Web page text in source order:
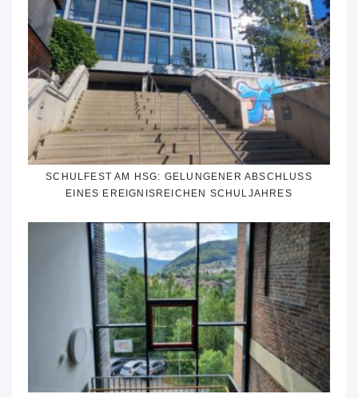
SCHULFEST AM HSG: GELUNGENER ABSCHLUSS
EINES EREIGNISREICHEN SCHULJAHRES